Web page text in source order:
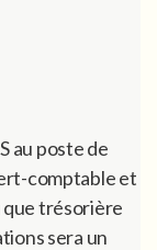
au poste de
comptable et
que trésorière
sera un